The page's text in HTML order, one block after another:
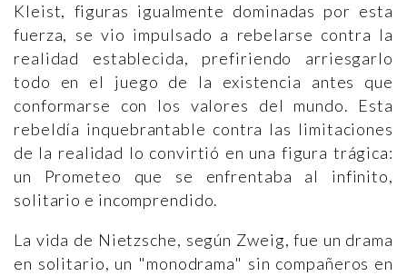
Kleist, figuras igualmente dominadas por esta
fuerza, se vio impulsado a rebelarse contra la
realidad establecida, prefiriendo arriesgarlo
todo en el juego de la existencia antes que
conformarse con los valores del mundo. Esta
rebeldía inquebrantable contra las limitaciones
de la realidad lo convirtió en una figura trágica:
un Prometeo que se enfrentaba al infinito,
solitario e incomprendido.
La vida de Nietzsche, según Zweig, fue un drama
en solitario, un "monodrama" sin compañeros en